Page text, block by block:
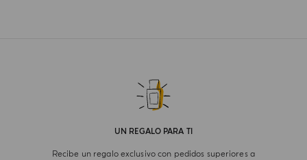
UN REGALO PARA TI
Recibe un regalo exclusivo con pedidos superiores a